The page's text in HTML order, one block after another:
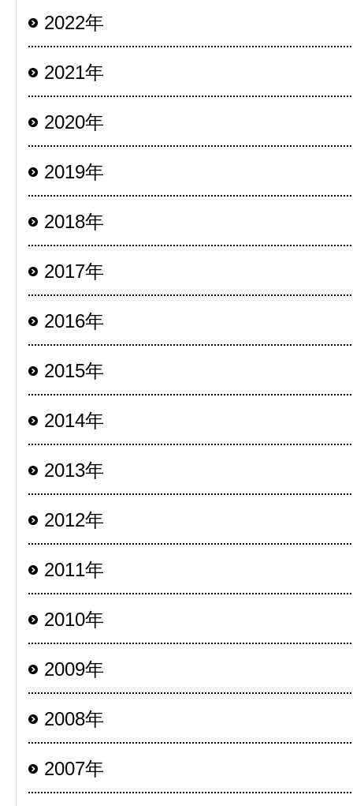
2022年
2021年
2020年
2019年
2018年
2017年
2016年
2015年
2014年
2013年
2012年
2011年
2010年
2009年
2008年
2007年